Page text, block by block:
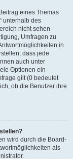
eines Themas
unterhalb des
nicht sehen
Umfragen zu
in
dass jede
auch unter
Optionen ein
gilt (0 bedeutet
ob die Benutzer ihre
wird durch die Board-
als